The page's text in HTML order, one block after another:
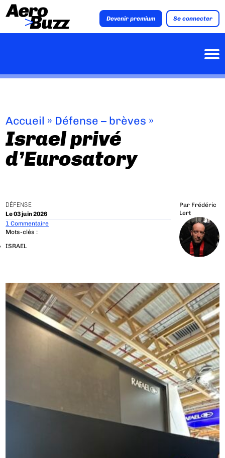
Devenir premium Se connecter
Accueil » Défense – brèves »
Israel privé
d’Eurosatory
DÉFENSE
Le 03 juin 2026
Par Frédéric
Lert
1 Commentaire
Mots-clés :
ISRAEL